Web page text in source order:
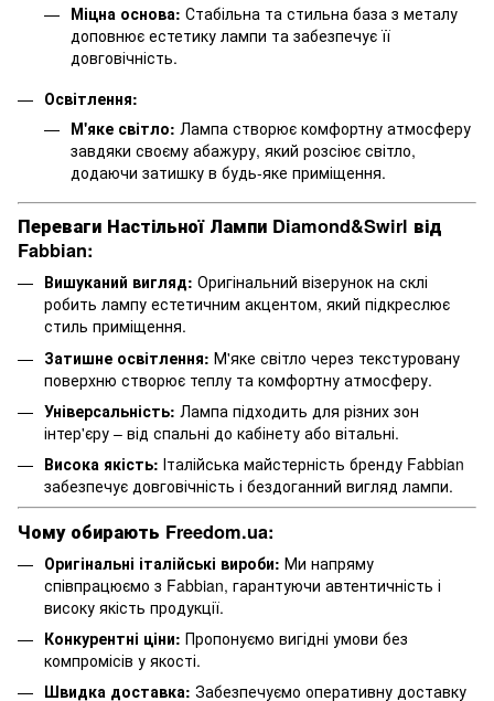
Міцна основа: Стабільна та стильна база з металу
доповнює естетику лампи та забезпечує її
довговічність.
Освітлення:
М'яке світло: Лампа створює комфортну атмосферу
завдяки своєму абажуру, який розсіює світло,
додаючи затишку в будь-яке приміщення.
Переваги Настільної Лампи Diamond&Swirl від
Fabbian:
Вишуканий вигляд: Оригінальний візерунок на склі
робить лампу естетичним акцентом, який підкреслює
стиль приміщення.
Затишне освітлення: М'яке світло через текстуровану
поверхню створює теплу та комфортну атмосферу.
Універсальність: Лампа підходить для різних зон
інтер'єру – від спальні до кабінету або вітальні.
Висока якість: Італійська майстерність бренду Fabbian
забезпечує довговічність і бездоганний вигляд лампи.
Чому обирають Freedom.ua:
Оригінальні італійські вироби: Ми напряму
співпрацюємо з Fabbian, гарантуючи автентичність і
високу якість продукції.
Конкурентні ціни: Пропонуємо вигідні умови без
компромісів у якості.
Швидка доставка: Забезпечуємо оперативну доставку